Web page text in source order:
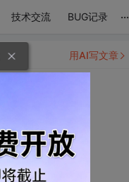
技术交流 BUG记录 ...
用AI写文章